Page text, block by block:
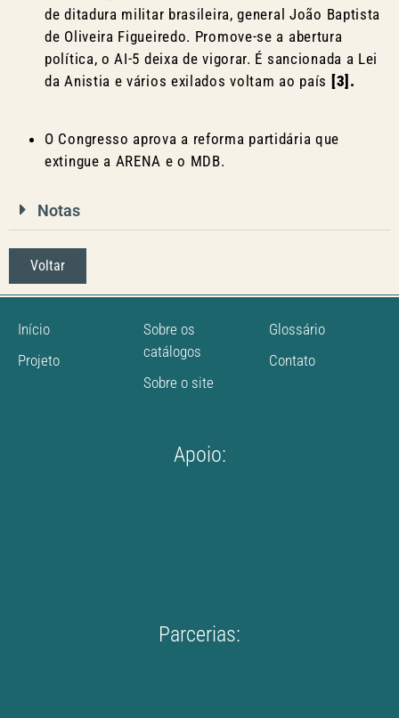
de ditadura militar brasileira, general João Baptista
de Oliveira Figueiredo. Promove-se a abertura
política, o AI-5 deixa de vigorar. É sancionada a Lei
da Anistia e vários exilados voltam ao país [3].
O Congresso aprova a reforma partidária que
extingue a ARENA e o MDB.
Notas
Voltar
Início
Projeto
Sobre os
catálogos
Sobre o site
Glossário
Contato
Apoio:
Parcerias: